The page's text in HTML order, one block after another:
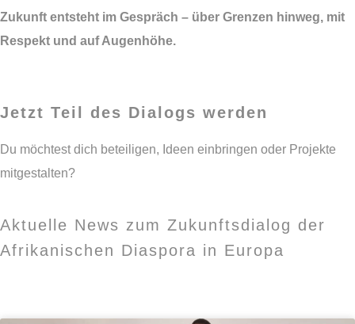
Zukunft entsteht im Gespräch – über Grenzen hinweg, mit
Respekt und auf Augenhöhe.
Jetzt Teil des Dialogs werden
Du möchtest dich beteiligen, Ideen einbringen oder Projekte
mitgestalten?
Aktuelle News zum Zukunftsdialog der
Afrikanischen Diaspora in Europa